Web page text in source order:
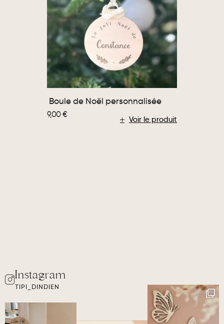
Voir le produit
Boule de Noël personnalisée
9,00€
TIPI_DINDIEN